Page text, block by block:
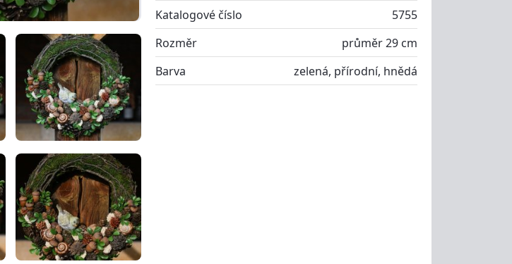
Katalogové číslo
5755
Rozměr
průměr 29 cm
Barva
zelená, přírodní, hnědá